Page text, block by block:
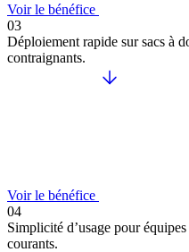
Voir le bénéfice
03
Déploiement rapide sur sacs à
contraignants.
Voir le bénéfice
04
Simplicité d’usage pour
courants.